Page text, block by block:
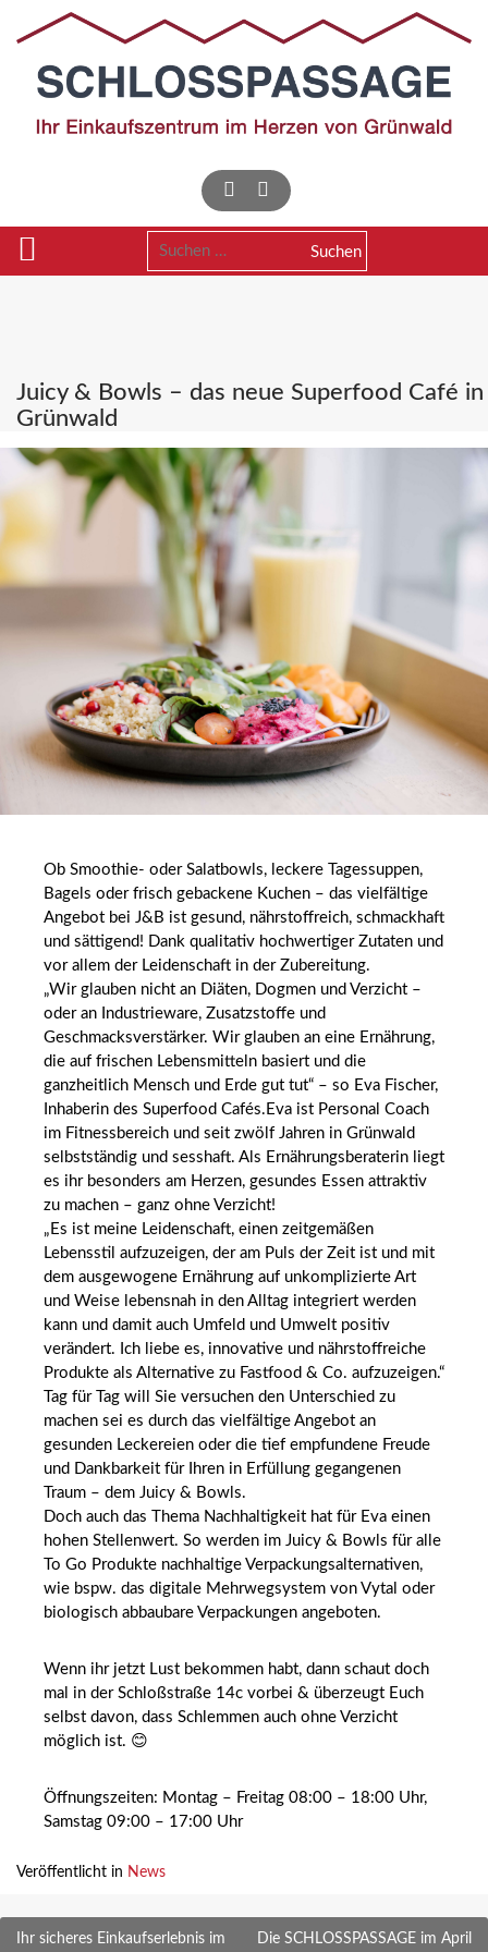
Suchen
Juicy & Bowls – das neue Superfood Café in
Grünwald
Ob Smoothie- oder Salatbowls, leckere Tagessuppen,
Bagels oder frisch gebackene Kuchen – das vielfältige
Angebot bei J&B ist gesund, nährstoffreich, schmackhaft
und sättigend! Dank qualitativ hochwertiger Zutaten und
vor allem der Leidenschaft in der Zubereitung.
„Wir glauben nicht an Diäten, Dogmen und Verzicht –
oder an Industrieware, Zusatzstoffe und
Geschmacksverstärker. Wir glauben an eine Ernährung,
die auf frischen Lebensmitteln basiert und die
ganzheitlich Mensch und Erde gut tut“ – so Eva Fischer,
Inhaberin des Superfood Cafés.Eva ist Personal Coach
im Fitnessbereich und seit zwölf Jahren in Grünwald
selbstständig und sesshaft. Als Ernährungsberaterin liegt
es ihr besonders am Herzen, gesundes Essen attraktiv
zu machen – ganz ohne Verzicht!
„Es ist meine Leidenschaft, einen zeitgemäßen
Lebensstil aufzuzeigen, der am Puls der Zeit ist und mit
dem ausgewogene Ernährung auf unkomplizierte Art
und Weise lebensnah in den Alltag integriert werden
kann und damit auch Umfeld und Umwelt positiv
verändert. Ich liebe es, innovative und nährstoffreiche
Produkte als Alternative zu Fastfood & Co. aufzuzeigen.“
Tag für Tag will Sie versuchen den Unterschied zu
machen sei es durch das vielfältige Angebot an
gesunden Leckereien oder die tief empfundene Freude
und Dankbarkeit für Ihren in Erfüllung gegangenen
Traum – dem Juicy & Bowls.
Doch auch das Thema Nachhaltigkeit hat für Eva einen
hohen Stellenwert. So werden im Juicy & Bowls für alle
To Go Produkte nachhaltige Verpackungsalternativen,
wie bspw. das digitale Mehrwegsystem von Vytal oder
biologisch abbaubare Verpackungen angeboten.
Wenn ihr jetzt Lust bekommen habt, dann schaut doch
mal in der Schloßstraße 14c vorbei & überzeugt Euch
selbst davon, dass Schlemmen auch ohne Verzicht
möglich ist. 😊
Öffnungszeiten: Montag – Freitag 08:00 – 18:00 Uhr,
Samstag 09:00 – 17:00 Uhr
Veröffentlicht in News
Beitragsnavigation
Ihr sicheres Einkaufserlebnis im Die SCHLOSSPASSAGE im April